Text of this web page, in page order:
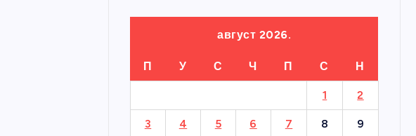
август 2026.
П У С Ч П С Н
1 2
3 4 5 6 7 8 9